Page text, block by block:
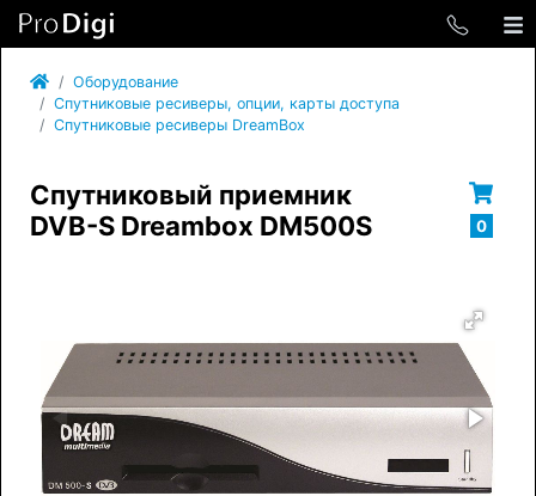
Оборудование
Спутниковые ресиверы, опции, карты доступа
Спутниковые ресиверы DreamBox
Спутниковый приемник
DVB-S Dreambox DM500S
0